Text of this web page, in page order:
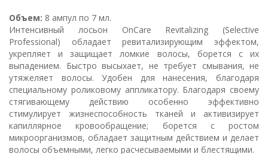
Объем: 8 ампул по 7 мл.
Интенсивный лосьон OnCare Revitalizing (Selective
Professional) обладает ревитализирующим эффектом,
укрепляет и защищает ломкие волосы, борется с их
выпадением. Быстро высыхает, не требует смывания, не
утяжеляет волосы. Удобен для нанесения, благодаря
специальному роликовому аппликатору. Благодаря своему
стягивающему действию особенно эффективно
стимулирует жизнеспособность тканей и активизирует
капиллярное кровообращение; борется с ростом
микроорганизмов, обладает защитным действием и делает
волосы объемными, легко расчесываемыми и блестящими.